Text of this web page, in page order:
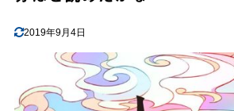
2019年9月4日